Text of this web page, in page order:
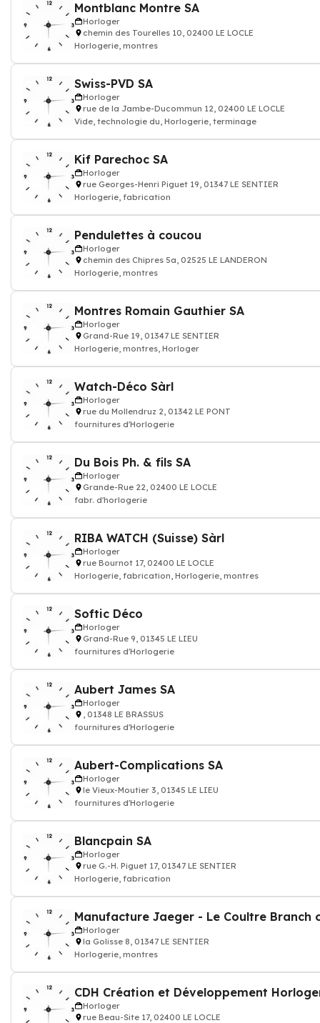
Montblanc Montre SA
Horloger
chemin des Tourelles 10, 02400 LE LOCLE
Horlogerie, montres
Swiss-PVD SA
Horloger
rue de la Jambe-Ducommun 12, 02400 LE LOCLE
Vide, technologie du, Horlogerie, terminage
Kif Parechoc SA
Horloger
rue Georges-Henri Piguet 19, 01347 LE SENTIER
Horlogerie, fabrication
Pendulettes à coucou
Horloger
chemin des Chipres 5a, 02525 LE LANDERON
Horlogerie, montres
Montres Romain Gauthier SA
Horloger
Grand-Rue 19, 01347 LE SENTIER
Horlogerie, montres, Horloger
Watch-Déco Sàrl
Horloger
rue du Mollendruz 2, 01342 LE PONT
fournitures d'Horlogerie
Du Bois Ph. & fils SA
Horloger
Grande-Rue 22, 02400 LE LOCLE
fabr. d'horlogerie
RIBA WATCH (Suisse) Sàrl
Horloger
rue Bournot 17, 02400 LE LOCLE
Horlogerie, fabrication, Horlogerie, montres
Softic Déco
Horloger
Grand-Rue 9, 01345 LE LIEU
fournitures d'Horlogerie
Aubert James SA
Horloger
, 01348 LE BRASSUS
fournitures d'Horlogerie
Aubert-Complications SA
Horloger
le Vieux-Moutier 3, 01345 LE LIEU
fournitures d'Horlogerie
Blancpain SA
Horloger
rue G.-H. Piguet 17, 01347 LE SENTIER
Horlogerie, fabrication
Horloger
la Golisse 8, 01347 LE SENTIER
Horlogerie, montres
CDH Création et Développement
Horloger
rue Beau-Site 17, 02400 LE LOCLE